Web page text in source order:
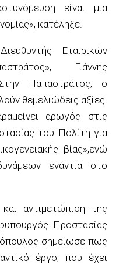
είναι μια
κατέληξε.
Εταιρικών
», Γιάννης
Παπαστράτος, ο
θεμελιώδεις αξίες.
αρωγός στις
του Πολίτη για
βίας»,ενώ
ενάντια στο
αντιμετώπιση της
Προστασίας
σημείωσε πως
έργο, που έχει